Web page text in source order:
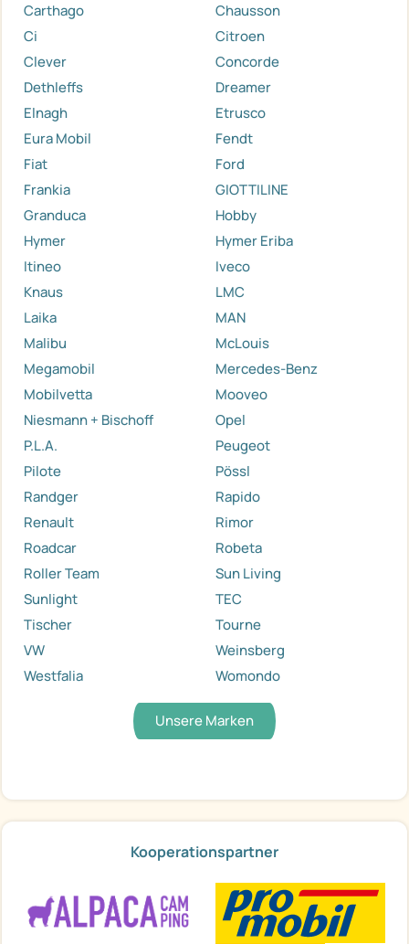
Carthago
Chausson
Ci
Citroen
Clever
Concorde
Dethleffs
Dreamer
Elnagh
Etrusco
Eura Mobil
Fendt
Fiat
Ford
Frankia
GIOTTILINE
Granduca
Hobby
Hymer
Hymer Eriba
Itineo
Iveco
Knaus
LMC
Laika
MAN
Malibu
McLouis
Megamobil
Mercedes-Benz
Mobilvetta
Mooveo
Niesmann + Bischoff
Opel
P.L.A.
Peugeot
Pilote
Pössl
Randger
Rapido
Renault
Rimor
Roadcar
Robeta
Roller Team
Sun Living
Sunlight
TEC
Tischer
Tourne
VW
Weinsberg
Westfalia
Womondo
Unsere Marken
Kooperationspartner